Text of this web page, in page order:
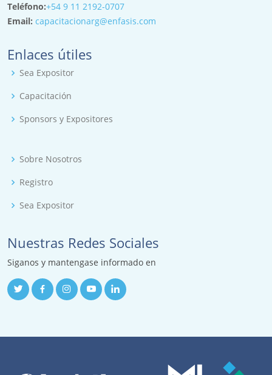
Teléfono:+54 9 11 2192-0707
Email: capacitacionarg@enfasis.com
Enlaces útiles
Sea Expositor
Capacitación
Sponsors y Expositores
Sobre Nosotros
Registro
Sea Expositor
Nuestras Redes Sociales
Siganos y mantengase informado en